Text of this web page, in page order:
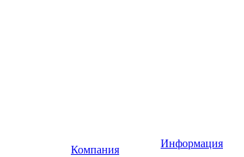
Компания
Информация